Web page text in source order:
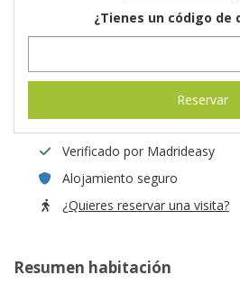
¿Tienes un código de
Reservar
Verificado por Madrideasy
Alojamiento seguro
¿Quieres reservar una visita?
Resumen habitación